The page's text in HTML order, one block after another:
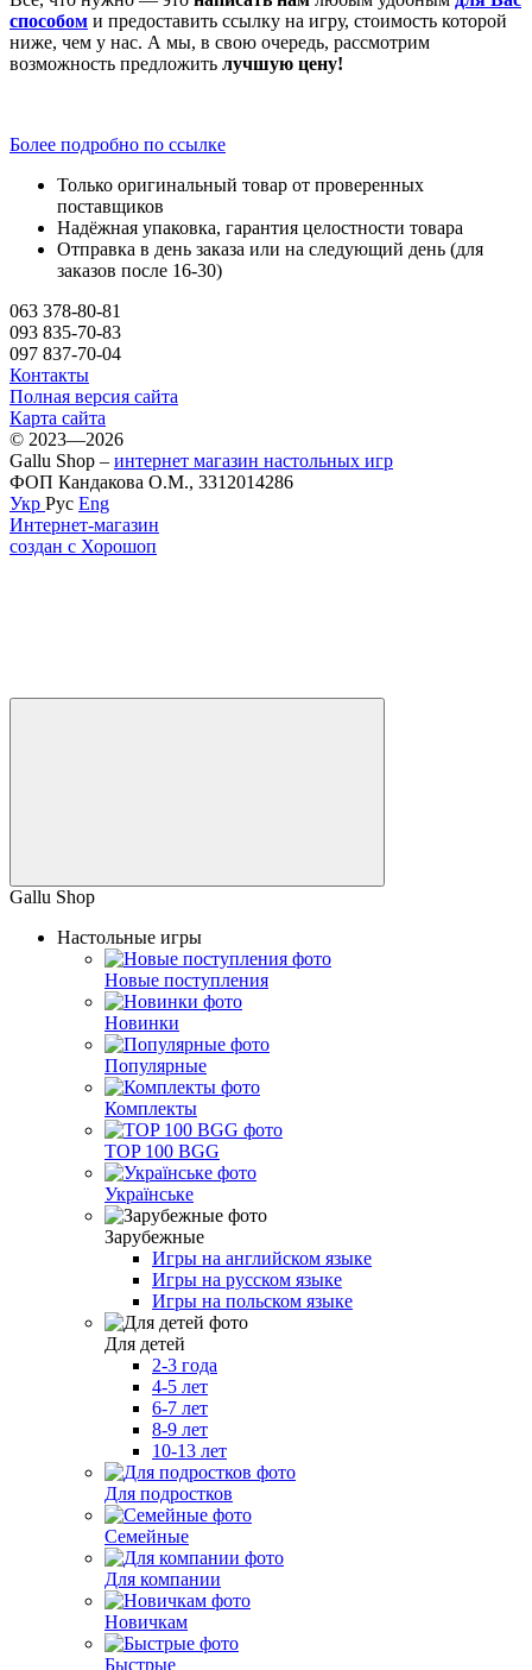
способом и предоставить ссылку на игру, стоимость которой
ниже, чем у нас. А мы, в свою очередь, рассмотрим
возможность предложить лучшую цену!
Более подробно по ссылке
Только оригинальный товар от проверенных
поставщиков
Надёжная упаковка, гарантия целостности товара
Отправка в день заказа или на следующий день (для
заказов после 16-30)
063 378-80-81
093 835-70-83
097 837-70-04
Контакты
Полная версия сайта
Карта сайта
© 2023—2026
Gallu Shop – интернет магазин настольных игр
ФОП Кандакова О.М., 3312014286
Укр Рус Eng
Интернет-магазин
создан с Хорошоп
Gallu Shop
Настольные игры
Новые поступления
Новинки
Популярные
Комплекты
TOP 100 BGG
Українське
Зарубежные
Игры на английском языке
Игры на русском языке
Игры на польском языке
Для детей
2-3 года
4-5 лет
6-7 лет
8-9 лет
10-13 лет
Для подростков
Семейные
Для компании
Новичкам
Быстрые